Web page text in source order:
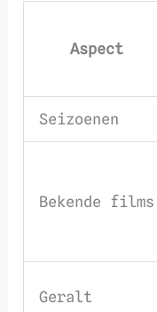
Aspect
Seizoenen
Bekende films
Geralt